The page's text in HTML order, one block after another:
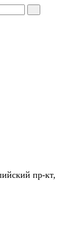
пр-кт,